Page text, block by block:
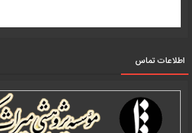
اطلاعات تماس